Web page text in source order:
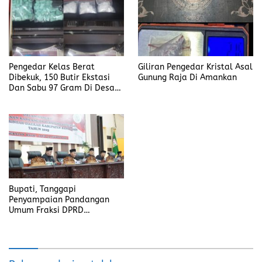
Pengedar Kelas Berat
Dibekuk, 150 Butir Ekstasi
Dan Sabu 97 Gram Di Desa
Giliran Pengedar Kristal Asal
Gunung Raja Di Amankan
Bupati, Tanggapi
Penyampaian Pandangan
Umum Fraksi DPRD